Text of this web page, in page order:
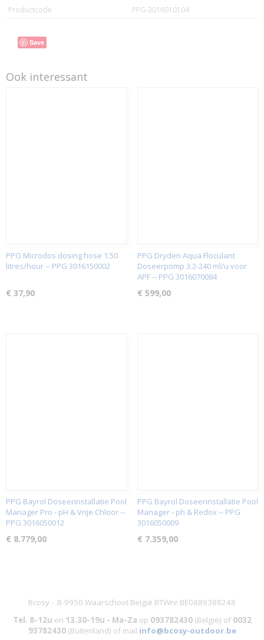
Productcode PPG-3016010104
Save
Ook interessant
PPG Microdos dosing hose 1.50
litres/hour -- PPG 3016150002
€ 37,90
PPG Dryden Aqua Floculant
Doseerpomp 3.2-240 ml/u voor
APF -- PPG 3016070084
€ 599,00
PPG Bayrol Doseerinstallatie Pool
Manager Pro - pH & Vrije Chloor --
PPG 3016050012
€ 8.779,00
PPG Bayrol Doseerinstallatie Pool
Manager - ph & Redox -- PPG
3016050009
€ 7.359,00
Bcosy - B-9950 Waarschoot België BTWnr BE0889388248
Tel. 8-12u en 13.30-19u - Ma-Za op 093782430(België) of 0032
93782430(Buitenland) of mail info@bcosy-outdoor.be